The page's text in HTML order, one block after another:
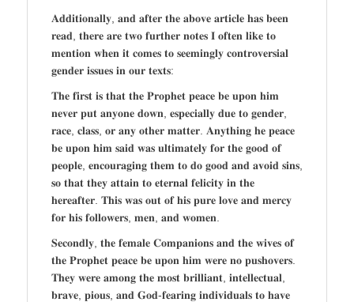
𝐀𝐝𝐝𝐢𝐭𝐢𝐨𝐧𝐚𝐥𝐥𝐲, 𝐚𝐧𝐝 𝐚𝐟𝐭𝐞𝐫 𝐭𝐡𝐞 𝐚𝐛𝐨𝐯𝐞 𝐚𝐫𝐭𝐢𝐜𝐥𝐞 𝐡𝐚𝐬 𝐛𝐞𝐞𝐧
𝐫𝐞𝐚𝐝, 𝐭𝐡𝐞𝐫𝐞 𝐚𝐫𝐞 𝐭𝐰𝐨 𝐟𝐮𝐫𝐭𝐡𝐞𝐫 𝐧𝐨𝐭𝐞𝐬 𝐈 𝐨𝐟𝐭𝐞𝐧 𝐥𝐢𝐤𝐞 𝐭𝐨
𝐦𝐞𝐧𝐭𝐢𝐨𝐧 𝐰𝐡𝐞𝐧 𝐢𝐭 𝐜𝐨𝐦𝐞𝐬 𝐭𝐨 𝐬𝐞𝐞𝐦𝐢𝐧𝐠𝐥𝐲 𝐜𝐨𝐧𝐭𝐫𝐨𝐯𝐞𝐫𝐬𝐢𝐚𝐥
𝐠𝐞𝐧𝐝𝐞𝐫 𝐢𝐬𝐬𝐮𝐞𝐬 𝐢𝐧 𝐨𝐮𝐫 𝐭𝐞𝐱𝐭𝐬:
𝐓𝐡𝐞 𝐟𝐢𝐫𝐬𝐭 𝐢𝐬 𝐭𝐡𝐚𝐭 𝐭𝐡𝐞 𝐏𝐫𝐨𝐩𝐡𝐞𝐭 𝐩𝐞𝐚𝐜𝐞 𝐛𝐞 𝐮𝐩𝐨𝐧 𝐡𝐢𝐦
𝐧𝐞𝐯𝐞𝐫 𝐩𝐮𝐭 𝐚𝐧𝐲𝐨𝐧𝐞 𝐝𝐨𝐰𝐧, 𝐞𝐬𝐩𝐞𝐜𝐢𝐚𝐥𝐥𝐲 𝐝𝐮𝐞 𝐭𝐨 𝐠𝐞𝐧𝐝𝐞𝐫,
𝐫𝐚𝐜𝐞, 𝐜𝐥𝐚𝐬𝐬, 𝐨𝐫 𝐚𝐧𝐲 𝐨𝐭𝐡𝐞𝐫 𝐦𝐚𝐭𝐭𝐞𝐫. 𝐀𝐧𝐲𝐭𝐡𝐢𝐧𝐠 𝐡𝐞 𝐩𝐞𝐚𝐜𝐞
𝐛𝐞 𝐮𝐩𝐨𝐧 𝐡𝐢𝐦 𝐬𝐚𝐢𝐝 𝐰𝐚𝐬 𝐮𝐥𝐭𝐢𝐦𝐚𝐭𝐞𝐥𝐲 𝐟𝐨𝐫 𝐭𝐡𝐞 𝐠𝐨𝐨𝐝 𝐨𝐟
𝐩𝐞𝐨𝐩𝐥𝐞, 𝐞𝐧𝐜𝐨𝐮𝐫𝐚𝐠𝐢𝐧𝐠 𝐭𝐡𝐞𝐦 𝐭𝐨 𝐝𝐨 𝐠𝐨𝐨𝐝 𝐚𝐧𝐝 𝐚𝐯𝐨𝐢𝐝 𝐬𝐢𝐧𝐬,
𝐬𝐨 𝐭𝐡𝐚𝐭 𝐭𝐡𝐞𝐲 𝐚𝐭𝐭𝐚𝐢𝐧 𝐭𝐨 𝐞𝐭𝐞𝐫𝐧𝐚𝐥 𝐟𝐞𝐥𝐢𝐜𝐢𝐭𝐲 𝐢𝐧 𝐭𝐡𝐞
𝐡𝐞𝐫𝐞𝐚𝐟𝐭𝐞𝐫. 𝐓𝐡𝐢𝐬 𝐰𝐚𝐬 𝐨𝐮𝐭 𝐨𝐟 𝐡𝐢𝐬 𝐩𝐮𝐫𝐞 𝐥𝐨𝐯𝐞 𝐚𝐧𝐝 𝐦𝐞𝐫𝐜𝐲
𝐟𝐨𝐫 𝐡𝐢𝐬 𝐟𝐨𝐥𝐥𝐨𝐰𝐞𝐫𝐬, 𝐦𝐞𝐧, 𝐚𝐧𝐝 𝐰𝐨𝐦𝐞𝐧.
𝐒𝐞𝐜𝐨𝐧𝐝𝐥𝐲, 𝐭𝐡𝐞 𝐟𝐞𝐦𝐚𝐥𝐞 𝐂𝐨𝐦𝐩𝐚𝐧𝐢𝐨𝐧𝐬 𝐚𝐧𝐝 𝐭𝐡𝐞 𝐰𝐢𝐯𝐞𝐬 𝐨𝐟
𝐭𝐡𝐞 𝐏𝐫𝐨𝐩𝐡𝐞𝐭 𝐩𝐞𝐚𝐜𝐞 𝐛𝐞 𝐮𝐩𝐨𝐧 𝐡𝐢𝐦 𝐰𝐞𝐫𝐞 𝐧𝐨 𝐩𝐮𝐬𝐡𝐨𝐯𝐞𝐫𝐬.
𝐓𝐡𝐞𝐲 𝐰𝐞𝐫𝐞 𝐚𝐦𝐨𝐧𝐠 𝐭𝐡𝐞 𝐦𝐨𝐬𝐭 𝐛𝐫𝐢𝐥𝐥𝐢𝐚𝐧𝐭, 𝐢𝐧𝐭𝐞𝐥𝐥𝐞𝐜𝐭𝐮𝐚𝐥,
𝐛𝐫𝐚𝐯𝐞, 𝐩𝐢𝐨𝐮𝐬, 𝐚𝐧𝐝 𝐆𝐨𝐝-𝐟𝐞𝐚𝐫𝐢𝐧𝐠 𝐢𝐧𝐝𝐢𝐯𝐢𝐝𝐮𝐚𝐥𝐬 𝐭𝐨 𝐡𝐚𝐯𝐞